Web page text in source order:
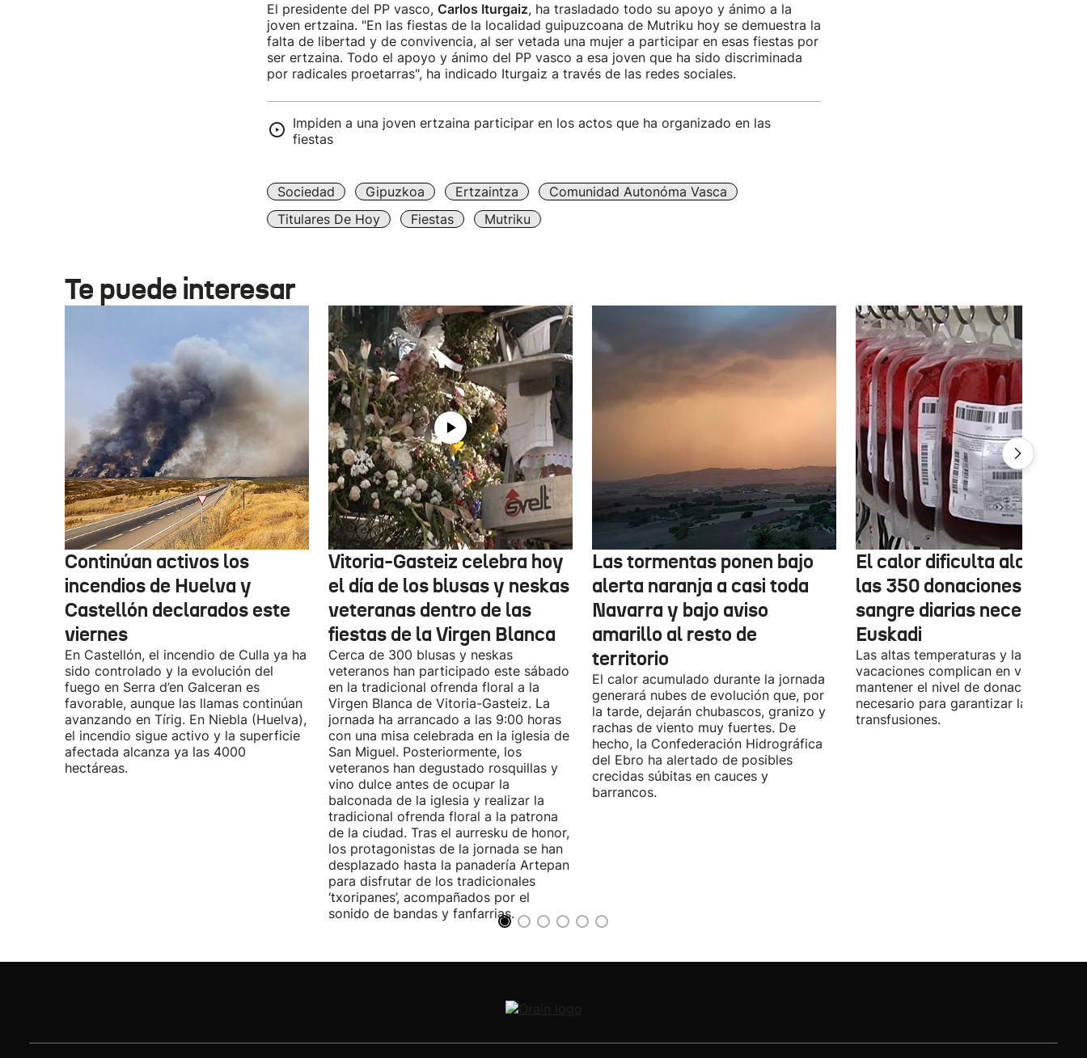
El presidente del PP vasco, Carlos Iturgaiz, ha trasladado todo su apoyo y ánimo a la
joven ertzaina. "En las fiestas de la localidad guipuzcoana de Mutriku hoy se demuestra la
falta de libertad y de convivencia, al ser vetada una mujer a participar en esas fiestas por
ser ertzaina. Todo el apoyo y ánimo del PP vasco a esa joven que ha sido discriminada
por radicales proetarras", ha indicado Iturgaiz a través de las redes sociales.
Impiden a una joven ertzaina participar en los actos que ha organizado en las
fiestas
Sociedad Gipuzkoa Ertzaintza
Comunidad Autonóma Vasca
Titulares De Hoy
Fiestas Mutriku
Te puede interesar
Continúan activos los
incendios de Huelva y
Castellón declarados este
viernes
En Castellón, el incendio de Culla ya ha
sido controlado y la evolución del
fuego en Serra d’en Galceran es
favorable, aunque las llamas continúan
avanzando en Tírig. En Niebla (Huelva),
el incendio sigue activo y la superficie
afectada alcanza ya las 4000
hectáreas.
Vitoria-Gasteiz celebra hoy
el día de los blusas y neskas
veteranas dentro de las
fiestas de la Virgen Blanca
Cerca de 300 blusas y neskas
veteranos han participado este sábado
en la tradicional ofrenda floral a la
Virgen Blanca de Vitoria-Gasteiz. La
jornada ha arrancado a las 9:00 horas
con una misa celebrada en la iglesia de
San Miguel. Posteriormente, los
veteranos han degustado rosquillas y
vino dulce antes de ocupar la
balconada de la iglesia y realizar la
tradicional ofrenda floral a la patrona
de la ciudad. Tras el aurresku de honor,
los protagonistas de la jornada se han
desplazado hasta la panadería Artepan
para disfrutar de los tradicionales
‘txoripanes’, acompañados por el
sonido de bandas y fanfarrias.
Las tormentas ponen bajo
alerta naranja a casi toda
Navarra y bajo aviso
amarillo al resto de
territorio
El calor acumulado durante la jornada
generará nubes de evolución que, por
la tarde, dejarán chubascos, granizo y
rachas de viento muy fuertes. De
hecho, la Confederación Hidrográfica
del Ebro ha alertado de posibles
crecidas súbitas en cauces y
barrancos.
El calor dificulta alcanzar
las 350 donaciones de
sangre diarias necesarias
Euskadi
Las altas temperaturas y las
vacaciones complican en verano
mantener el nivel de donaciones
necesario para garantizar las
transfusiones.